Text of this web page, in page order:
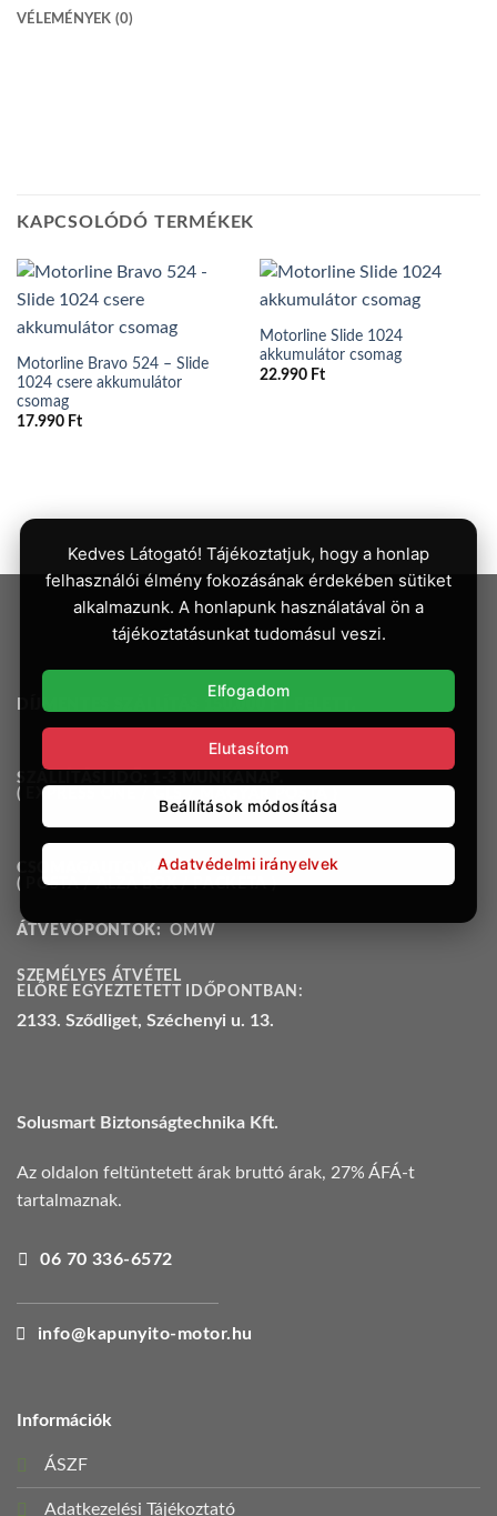
VÉLEMÉNYEK (0)
KAPCSOLÓDÓ TERMÉKEK
Motorline Bravo 524 – Slide
1024 csere akkumulátor
csomag
17.990 Ft
Motorline Slide 1024
akkumulátor csomag
22.990 Ft
DÍJMENTES SZÁLLÍTÁS 150.000 FT FELETT.
SZÁLLÍTÁSI IDŐ: 1-3 MUNKANAP.
( EXPRESS ONE / GLS / MAGYAR POSTA )
CSOMAGAUTOMATÁK:
( POSTA / ALZA BOX / PACKETA )
ÁTVEVŐPONTOK:OMW
SZEMÉLYES ÁTVÉTEL
ELŐRE EGYEZTETETT IDŐPONTBAN:
2133. Sződliget, Széchenyi u. 13.
Solusmart Biztonságtechnika Kft.
Az oldalon feltüntetett árak bruttó árak, 27% ÁFÁ-t
tartalmaznak.
06 70 336-6572
info@kapunyito-motor.hu
Információk
ÁSZF
Adatkezelési Tájékoztató
Kedves Látogató! Tájékoztatjuk, hogy a honlap
felhasználói élmény fokozásának érdekében sütiket
alkalmazunk. A honlapunk használatával ön a
tájékoztatásunkat tudomásul veszi.
Elfogadom
Elutasítom
Beállítások módosítása
Adatvédelmi irányelvek